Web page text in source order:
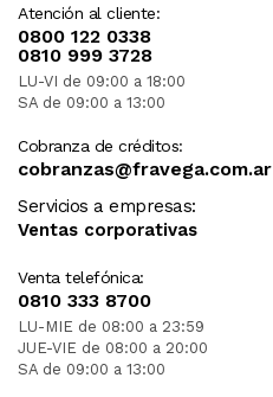
Atención al cliente:
0800 122 0338
0810 999 3728
LU-VI de 09:00 a 18:00
SA de 09:00 a 13:00
Cobranza de créditos:
cobranzas@fravega.com.ar
Servicios a empresas:
Ventas corporativas
Venta telefónica:
0810 333 8700
LU-MIE de 08:00 a 23:59
JUE-VIE de 08:00 a 20:00
SA de 09:00 a 13:00